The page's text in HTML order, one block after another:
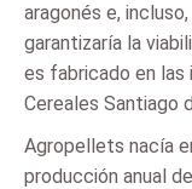
aragonés e,
garantizaría la
es fabricado en las
Cereales Santiago
Agropellets nacía
producción anual